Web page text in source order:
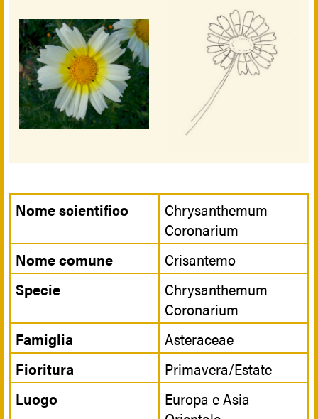
Nome scientifico
Chrysanthemum
Coronarium
Nome comune
Crisantemo
Specie
Chrysanthemum
Coronarium
Famiglia
Asteraceae
Fioritura
Primavera/Estate
Luogo
Europa e Asia